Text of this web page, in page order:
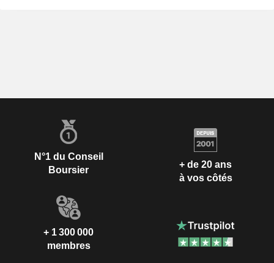
N°1 du Conseil
Boursier
+ de 20 ans
à vos côtés
+ 1 300 000
membres